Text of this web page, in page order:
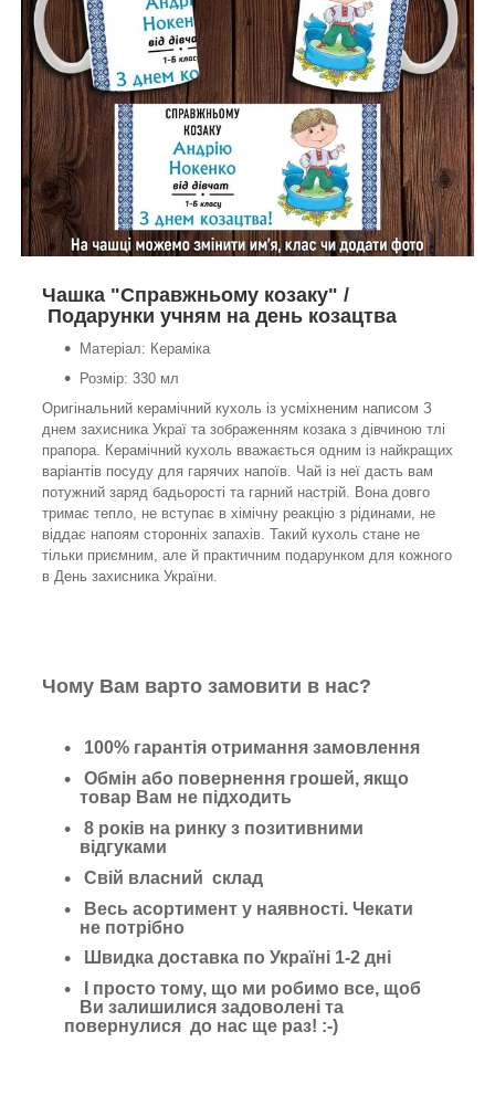
Чашка "Справжньому козаку" /
Подарунки учням на день козацтва
Матеріал: Кераміка
Розмір: 330 мл
Оригінальний керамічний кухоль із усміхненим написом З
днем захисника Украї та зображенням козака з дівчиною тлі
прапора. Керамічний кухоль вважається одним із найкращих
варіантів посуду для гарячих напоїв. Чай із неї дасть вам
потужний заряд бадьорості та гарний настрій. Вона довго
тримає тепло, не вступає в хімічну реакцію з рідинами, не
віддає напоям сторонніх запахів. Такий кухоль стане не
тільки приємним, але й практичним подарунком для кожного
в День захисника України.
Чому Вам варто замовити в нас?
100% гарантія отримання замовлення
Обмін або повернення грошей, якщо
товар Вам не підходить
8 років на ринку з позитивними
відгуками
Свій власний склад
Весь асортимент у наявності. Чекати
не потрібно
Швидка доставка по Україні 1-2 дні
І просто тому, що ми робимо все, щоб
Ви залишилися задоволені та
повернулися до нас ще раз! :-)